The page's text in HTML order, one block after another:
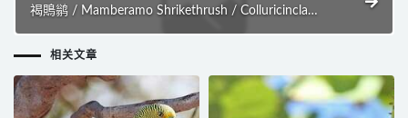
褐鵙鹟 / Mamberamo Shrikethrush / Colluricincla
相关文章